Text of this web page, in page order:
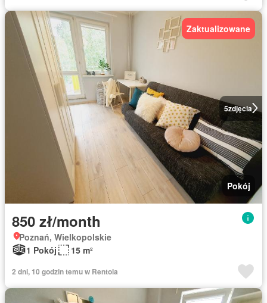
5zdjęcia
Zaktualizowane
Pokój
850 zł/month
Poznań, Wielkopolskie
1 Pokój
15 m²
2 dni, 10 godzin temu w Rentola